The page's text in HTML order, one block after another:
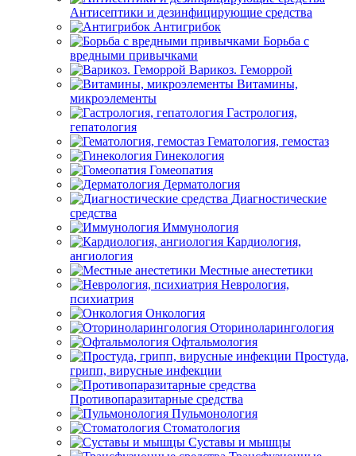
Антисептики и дезинфицирующие средства
Антигрибок
Борьба с
вредными привычками
Варикоз. Геморрой
Витамины,
микроэлементы
Гастрология,
гепатология
Гематология, гемостаз
Гинекология
Гомеопатия
Дерматология
Диагностические
средства
Иммунология
Кардиология,
ангиология
Местные анестетики
Неврология,
психиатрия
Онкология
Оториноларингология
Офтальмология
Простуда,
грипп, вирусные инфекции
Противопаразитарные средства
Пульмонология
Стоматология
Суставы и мышцы